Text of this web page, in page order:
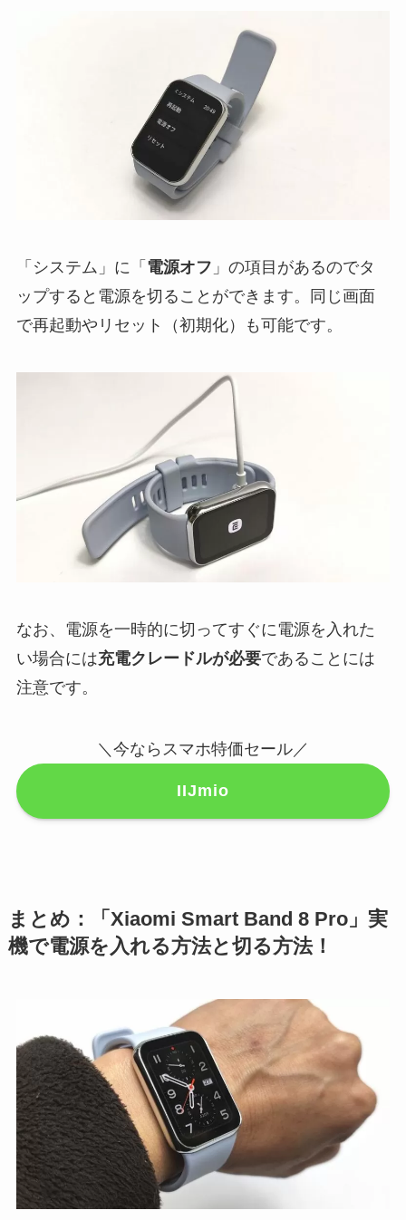
「システム」に「 電源オフ 」の項目があるのでタ
ップすると電源を切ることができます。同じ画面
で再起動やリセット（初期化）も可能です。
なお、電源を一時的に切ってすぐに電源を入れた
い場合には充電クレードルが必要であることには
注意です。
＼今ならスマホ特価セール／
IIJmio
まとめ：「Xiaomi Smart Band 8 Pro」実
機で電源を入れる方法と切る方法！